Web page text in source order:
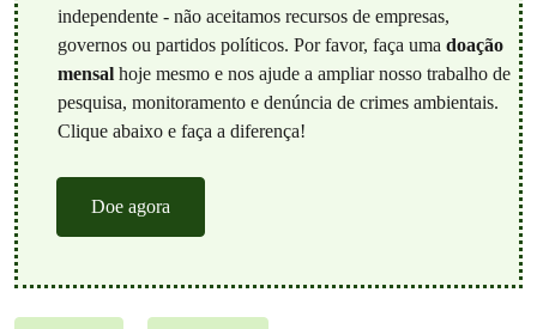
independente - não aceitamos recursos de empresas,
governos ou partidos políticos. Por favor, faça uma doação
mensalhoje mesmo e nos ajude a ampliar nosso trabalho de
pesquisa, monitoramento e denúncia de crimes ambientais.
Clique abaixo e faça a diferença!
Doe agora